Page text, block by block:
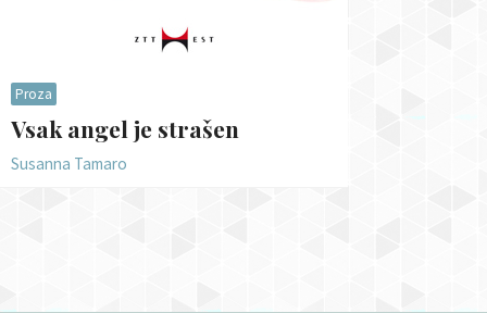
Proza
Vsak angel je strašen
Susanna Tamaro